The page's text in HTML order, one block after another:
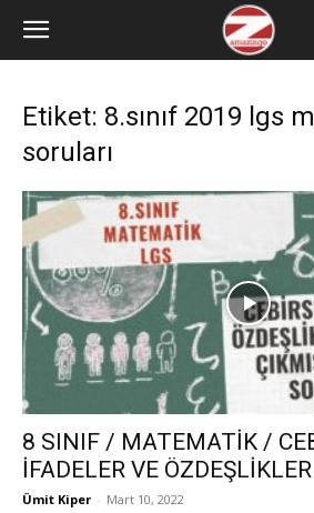
Etiket: 8.sınıf 2019 lgs
soruları
8 SINIF / MATEMATİK /
İFADELER VE
Ümit Kiper - Mart 10, 2022